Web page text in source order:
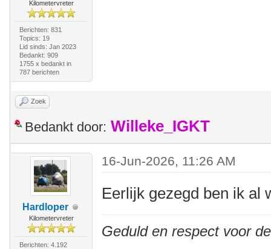
Kilometervreter
Berichten: 831
Topics: 19
Lid sinds: Jan 2023
Bedankt: 909
1755 x bedankt in
787 berichten
Zoek
Bedankt door: Willeke_IGKT
Hardloper
Kilometervreter
Berichten: 4.192
16-Jun-2026, 11:26 AM
Eerlijk gezegd ben ik al
Geduld en respect voor